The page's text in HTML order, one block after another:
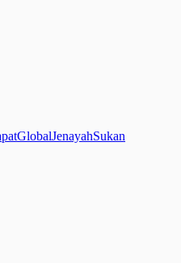
GlobalJenayahSukan